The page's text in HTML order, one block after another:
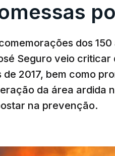
dos
Seguro veio
de 2017, bem como
da área ardida
na prevenção.